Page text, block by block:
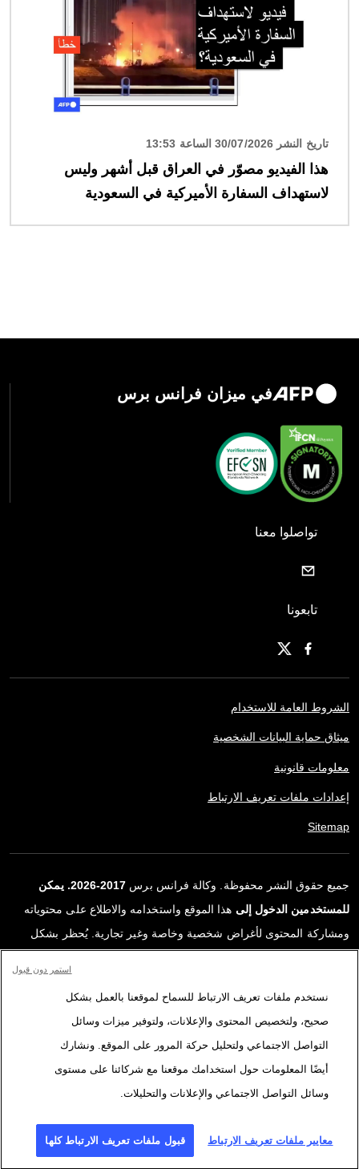
تاريخ النشر 30/07/2026 الساعة 13:53
هذا الفيديو مصوّر في العراق قبل أشهر وليس
لاستهداف السفارة الأميركية في السعودية
في ميزان فرانس برس
تواصلوا معنا
تابعونا
الشروط العامة للاستخدام
ميثاق حماية البيانات الشخصية
معلومات قانونية
إعدادات ملفات تعريف الارتباط
Sitemap
جميع حقوق النشر محفوظة. وكالة فرانس برس
2017-2026. يمكن
للمستخدمين الدخول إلى هذا الموقع واستخدامه والاطلاع على محتوياته
ومشاركة المحتوى لأغراض شخصية وخاصة وغير تجارية. يُحظر بشكل
ترخيص محددة موقعة مع وكالة فرانس برس. المواد والروابط الواردة في
التقارير، والتي لم تنتجها وكالة فرانس برس، مستخدمة فقط وبالقدر
اللازم كعناصر إثبات لمحتوى هذه التقارير. لم تحصل فرانس برس على أي
حقوق من المؤلفين أو مالكي حقوق النشر لهذا المحتوى ولا تتحمّل أي
مسؤوليّة في هذا الصدد. وكالة فرانس برس وشعارها علامتان تجاريتان
نستخدم ملفات تعريف الارتباط للسماح لموقعنا بالعمل بشكل
صحيح، ولتخصيص المحتوى والإعلانات، ولتوفير ميزات وسائل
التواصل الاجتماعي ولتحليل حركة المرور على الموقع. ونشارك
أيضًا المعلومات حول استخدامك موقعنا مع شركائنا على مستوى
وسائل التواصل الاجتماعي والإعلانات والتحليلات.
معايير ملفات تعريف الارتباط قبول ملفات تعريف الارتباط كلها
استمر دون قبول